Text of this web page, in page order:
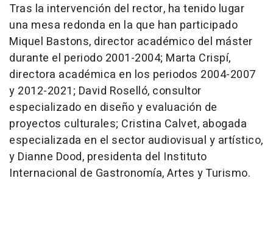
Tras la intervención del rector, ha tenido lugar
una mesa redonda en la que han participado
Miquel Bastons, director académico del máster
durante el periodo 2001-2004; Marta Crispí,
directora académica en los periodos 2004-2007
y 2012-2021; David Roselló, consultor
especializado en diseño y evaluación de
proyectos culturales; Cristina Calvet, abogada
especializada en el sector audiovisual y artístico,
y Dianne Dood, presidenta del Instituto
Internacional de Gastronomía, Artes y Turismo.